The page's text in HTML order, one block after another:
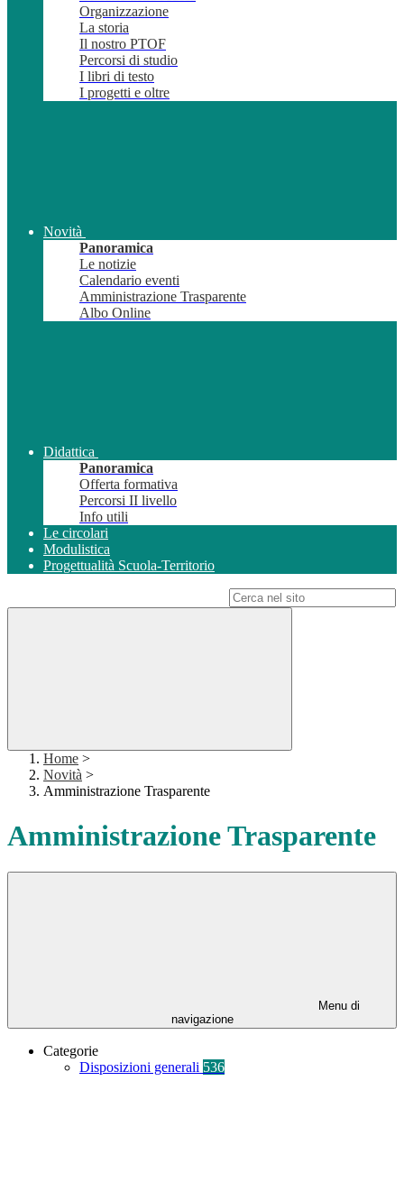
Organizzazione
La storia
Il nostro PTOF
Percorsi di studio
I libri di testo
I progetti e oltre
Novità
Panoramica
Le notizie
Calendario eventi
Amministrazione Trasparente
Albo Online
Didattica
Panoramica
Offerta formativa
Percorsi II livello
Info utili
Le circolari
Modulistica
Progettualità Scuola-Territorio
Home >
Novità >
Amministrazione Trasparente
Amministrazione Trasparente
Menu di
navigazione
Categorie
Disposizioni generali 536